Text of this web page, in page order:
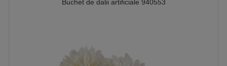
Buchet de dalii artificiale 940553